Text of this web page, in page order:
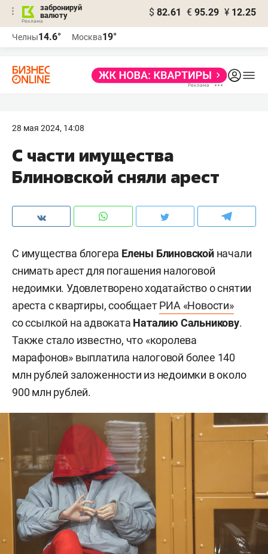
забронируй
валюту
$ 82.61 € 95.29 ¥ 12.25
Челны14.6° Москва19°
28 мая 2024, 14:08
С части имущества
Блиновской сняли арест
С имущества блогера Елены Блиновской начали
снимать арест для погашения налоговой
недоимки. Удовлетворено ходатайство о снятии
ареста с квартиры, сообщаетРИА «Новости»
со ссылкой на адвоката Наталию Сальникову.
Также стало известно, что «королева
марафонов» выплатила налоговой более 140
млн рублей заложенности из недоимки в около
900 млн рублей.